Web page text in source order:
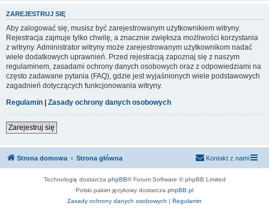
ZAREJESTRUJ SIĘ
Aby zalogować się, musisz być zarejestrowanym użytkownikiem witryny.
Rejestracja zajmuje tylko chwilę, a znacznie zwiększa możliwości korzystania
z witryny. Administrator witryny może zarejestrowanym użytkownikom nadać
wiele dodatkowych uprawnień. Przed rejestracją zapoznaj się z naszym
regulaminem, zasadami ochrony danych osobowych oraz z odpowiedziami na
często zadawane pytania (FAQ), gdzie jest wyjaśnionych wiele podstawowych
zagadnień dotyczących funkcjonowania witryny.
Regulamin | Zasady ochrony danych osobowych
Zarejestruj się
Strona domowa Strona główna Kontakt z nami
Technologię dostarcza phpBB® Forum Software © phpBB Limited
Polski pakiet językowy dostarcza phpBB.pl
Zasady ochrony danych osobowych | Regulamin